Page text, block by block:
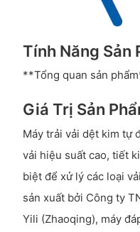
Tính Năng Sản
**Tổng quan sản
Giá Trị Sản
Máy trải vải dệt kim tự
vải hiệu suất cao, tiết
biệt để xử lý các loại
sản xuất bởi Công ty
Yili (Zhaoqing), máy